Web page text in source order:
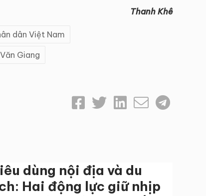
Thanh Khê
dân Việt Nam
Giang
dùng nội địa và du
Hai động lực giữ nhịp